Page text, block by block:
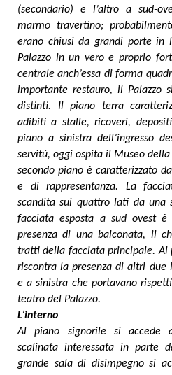
(secondario) e l’altro a sud-
marmo travertino;
erano chiusi da grandi porte in
Palazzo in un vero e proprio
centrale anch’essa di forma
importante restauro, il Palazzo
distinti. Il piano terra
adibiti a stalle, ricoveri,
piano a sinistra dell’ingresso
servitù, oggi ospita il Museo
secondo piano è caratterizzato
e di rappresentanza. La
scandita sui quattro lati da una
facciata esposta a sud ovest è
presenza di una balconata, il
tratti della facciata principale. Al
riscontra la presenza di altri due
e a sinistra che portavano
teatro del Palazzo.
L’interno
Al piano signorile si accede
scalinata interessata in parte
grande sala di disimpegno si